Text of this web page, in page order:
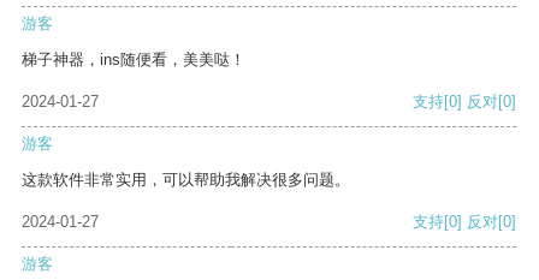
游客
梯子神器，ins随便看，美美哒！
2024-01-27 支持[0] 反对[0]
游客
这款软件非常实用，可以帮助我解决很多问题。
2024-01-27 支持[0] 反对[0]
游客